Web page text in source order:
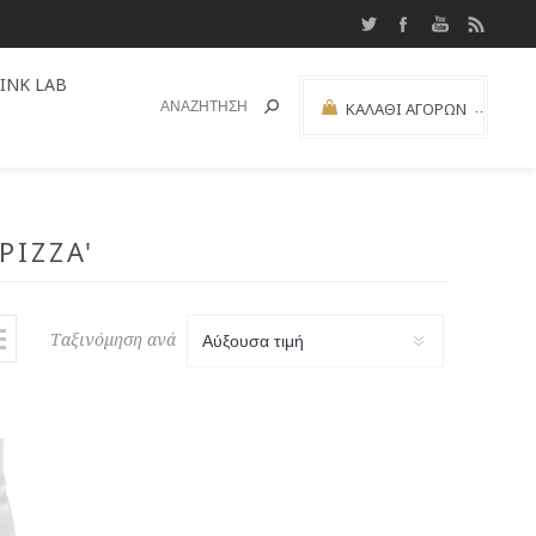
ΚΑΛΆΘΙ ΑΓΟΡΏΝ (0)
LAB
Ταξινόμηση ανά